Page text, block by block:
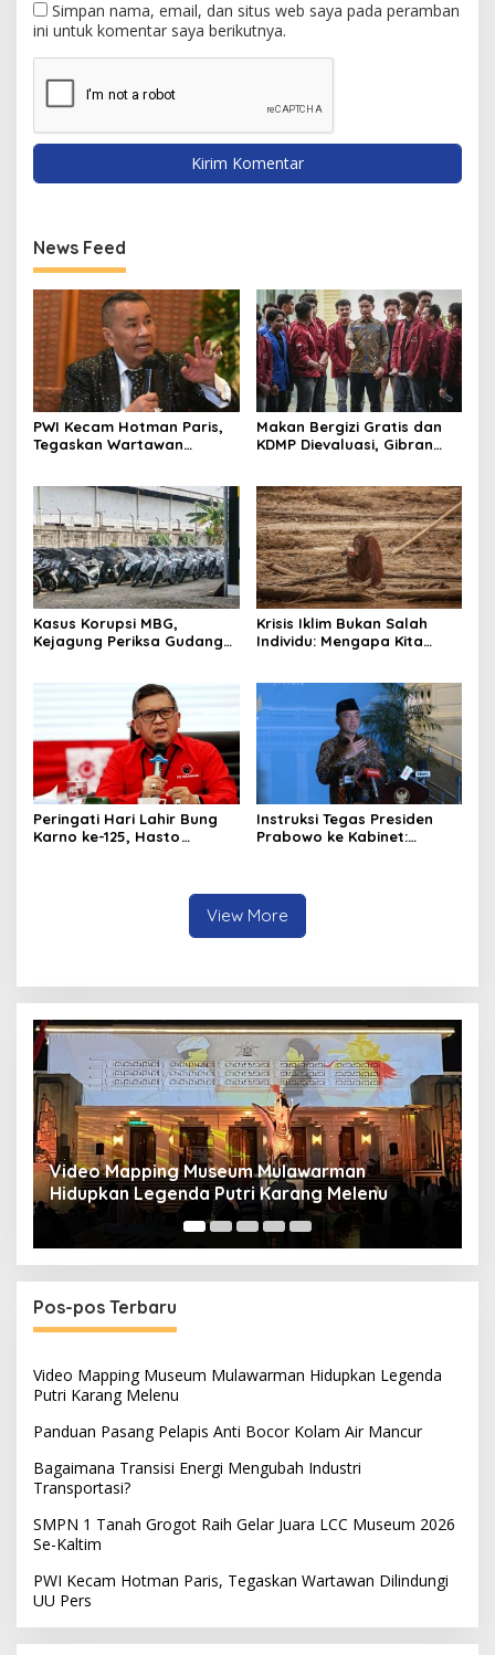
Simpan nama, email, dan situs web saya pada peramban
ini untuk komentar saya berikutnya.
News Feed
PWI Kecam Hotman Paris,
Tegaskan Wartawan
Makan Bergizi Gratis dan
KDMP Dievaluasi, Gibran
Kasus Korupsi MBG,
Kejagung Periksa Gudang
Krisis Iklim Bukan Salah
Individu: Mengapa Kita
Pribadi”?
Peringati Hari Lahir Bung
Karno ke-125, Hasto
Instruksi Tegas Presiden
Prabowo ke Kabinet:
View More
Panduan Pasang Pelapis Anti Bocor Kolam Air
Mancur
Pos-pos Terbaru
Video Mapping Museum Mulawarman Hidupkan Legenda
Putri Karang Melenu
Panduan Pasang Pelapis Anti Bocor Kolam Air Mancur
Bagaimana Transisi Energi Mengubah Industri
Transportasi?
SMPN 1 Tanah Grogot Raih Gelar Juara LCC Museum 2026
Se-Kaltim
PWI Kecam Hotman Paris, Tegaskan Wartawan Dilindungi
UU Pers